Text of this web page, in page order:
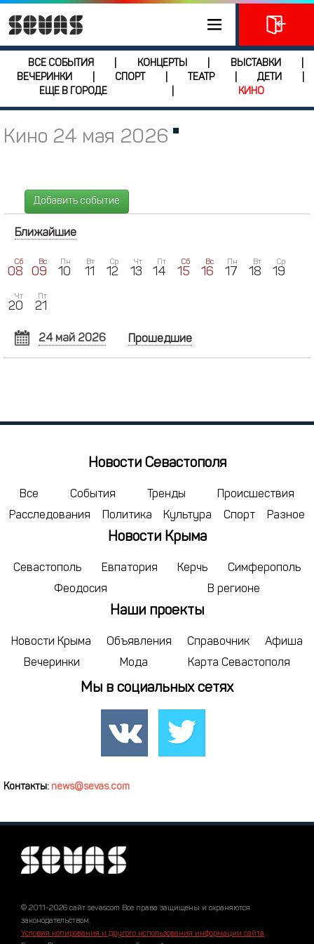
ВСЕ СОБЫТИЯ КОНЦЕРТЫ ВЫСТАВКИ
ВЕЧЕРИНКИ
СПОРТ ТЕАТР ДЕТИ
ЕЩЕ В ГОРОДЕ
КИНО
Кино 24 мая 2026
Добавить событие
Ближайшие
Сб
08
Вс
09
Пн
10
Вт
11
Ср
12
Чт
13
Пт
14
Сб
15
Вс
16
Пн
17
Вт
18
Ср
19
Чт
20
Пт
21
24 май 2026
МАЙ 2026
4 5 6 7 8 9 10
20 21 22
25 26 27 28 30 31
1 2 3 5 6 7
Прошедшие
Новости Севастополя
Все События Тренды
Происшествия
Расследования
Политика Культура Спорт Разное
Новости Крыма
Севастополь Евпатория Керчь
Симферополь
Феодосия
В регионе
Наши проекты
Новости Крыма Объявления Справочник
Афиша
Вечеринки
Мода Карта Севастополя
Мы в социальных сетях
Контакты: news@sevas.com
© 2011-2026 сайт sevascom Все права защищены и охраняются
законодательством.
Условия копирования и другого использования информации сайта.